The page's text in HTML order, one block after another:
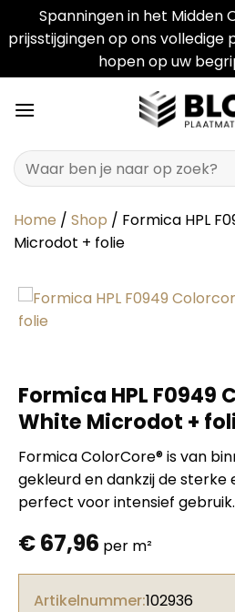
Spanningen in het Midden
prijsstijgingen op ons volledige
hopen op uw
naar
Zoeken
naar:
Home / Shop / Formica HPL
Microdot + folie
Formica HPL F0949
White Microdot +
Formica ColorCore® is van
gekleurd en dankzij de sterke
perfect voor intensief gebruik.
€67,96 per m²
Artikelnummer:102936